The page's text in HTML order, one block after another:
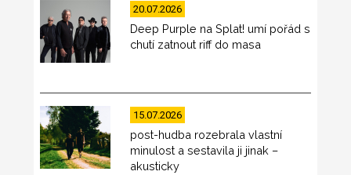
20.07.2026
Deep Purple na Splat! umí pořád s
chutí zatnout riff do masa
15.07.2026
post-hudba rozebrala vlastní
minulost a sestavila ji jinak –
akusticky